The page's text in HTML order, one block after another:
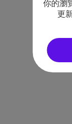
你的瀏
更